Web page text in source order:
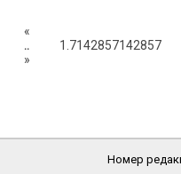
«
..
1.7142857142857
»
Номер